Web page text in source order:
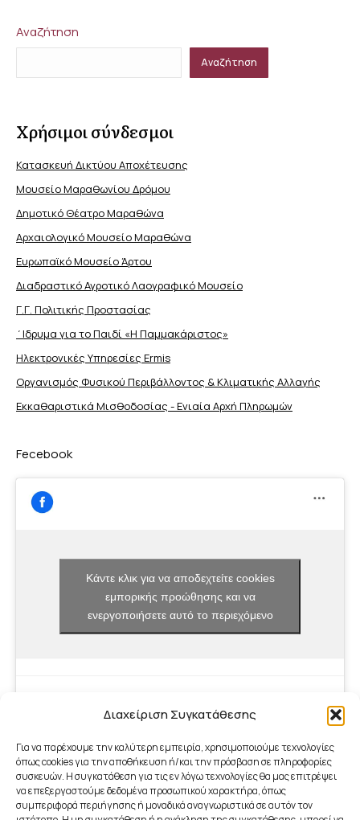
Διαχείριση Συγκατάθεσης
Για να παρέχουμε την καλύτερη εμπειρία, χρησιμοποιούμε τεχνολογίες
όπως cookies για την αποθήκευση ή/και την πρόσβαση σε πληροφορίες
συσκευών. Η συγκατάθεση για τις εν λόγω τεχνολογίες θα μας επιτρέψει
να επεξεργαστούμε δεδομένα προσωπικού χαρακτήρα, όπως
συμπεριφορά περιήγησης ή μοναδικά αναγνωριστικά σε αυτόν τον
Αναζήτηση
Αναζήτηση
Χρήσιμοι σύνδεσμοι
Κατασκευή Δικτύου Αποχέτευσης
Μουσείο Μαραθωνίου Δρόμου
Δημοτικό Θέατρο Μαραθώνα
Αρχαιολογικό Μουσείο Μαραθώνα
Ευρωπαϊκό Μουσείο Άρτου
Διαδραστικό Αγροτικό Λαογραφικό Μουσείο
Γ.Γ. Πολιτικής Προστασίας
΄Ιδρυμα για το Παιδί «Η Παμμακάριστος»
Ηλεκτρονικές Υπηρεσίες Ermis
Οργανισμός Φυσικού Περιβάλλοντος & Κλιματικής Aλλαγής
Εκκαθαριστικά Μισθοδοσίας - Ενιαία Αρχή Πληρωμών
Fecebook
Κάντε κλικ για να αποδεχτείτε cookies
εμπορικής προώθησης και να
ενεργοποιήσετε αυτό το περιεχόμενο